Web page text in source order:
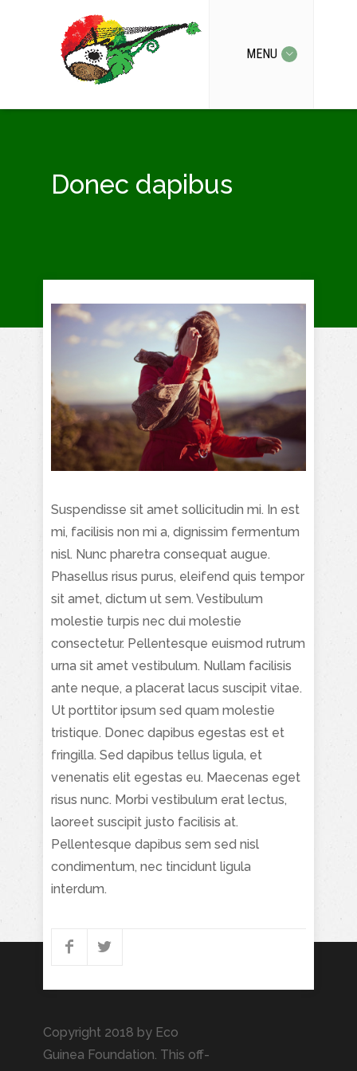
MENU
Donec dapibus
Suspendisse sit amet sollicitudin mi. In est
mi, facilisis non mi a, dignissim fermentum
nisl. Nunc pharetra consequat augue.
Phasellus risus purus, eleifend quis tempor
sit amet, dictum ut sem. Vestibulum
molestie turpis nec dui molestie
consectetur. Pellentesque euismod rutrum
urna sit amet vestibulum. Nullam facilisis
ante neque, a placerat lacus suscipit vitae.
Ut porttitor ipsum sed quam molestie
tristique. Donec dapibus egestas est et
fringilla. Sed dapibus tellus ligula, et
venenatis elit egestas eu. Maecenas eget
risus nunc. Morbi vestibulum erat lectus,
laoreet suscipit justo facilisis at.
Pellentesque dapibus sem sed nisl
condimentum, nec tincidunt ligula
interdum.
Copyright 2018 by Eco
Guinea Foundation. This off-